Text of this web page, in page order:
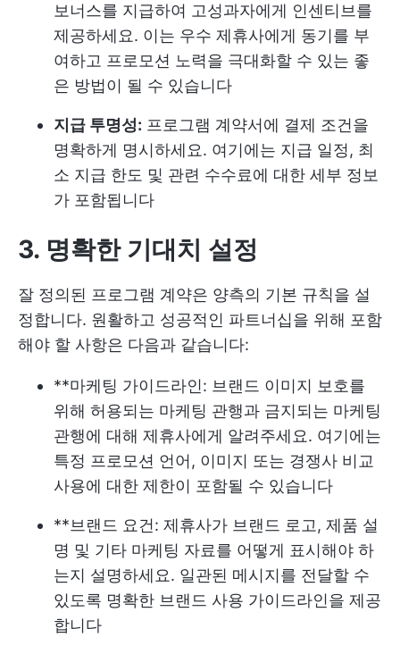
보너스를 지급하여 고성과자에게 인센티브를
제공하세요. 이는 우수 제휴사에게 동기를 부
여하고 프로모션 노력을 극대화할 수 있는 좋
은 방법이 될 수 있습니다
지급 투명성: 프로그램 계약서에 결제 조건을
명확하게 명시하세요. 여기에는 지급 일정, 최
소 지급 한도 및 관련 수수료에 대한 세부 정보
가 포함됩니다
3. 명확한 기대치 설정
잘 정의된 프로그램 계약은 양측의 기본 규칙을 설
정합니다. 원활하고 성공적인 파트너십을 위해 포함
해야 할 사항은 다음과 같습니다:
**마케팅 가이드라인: 브랜드 이미지 보호를
위해 허용되는 마케팅 관행과 금지되는 마케팅
관행에 대해 제휴사에게 알려주세요. 여기에는
특정 프로모션 언어, 이미지 또는 경쟁사 비교
사용에 대한 제한이 포함될 수 있습니다
**브랜드 요건: 제휴사가 브랜드 로고, 제품 설
명 및 기타 마케팅 자료를 어떻게 표시해야 하
는지 설명하세요. 일관된 메시지를 전달할 수
있도록 명확한 브랜드 사용 가이드라인을 제공
합니다